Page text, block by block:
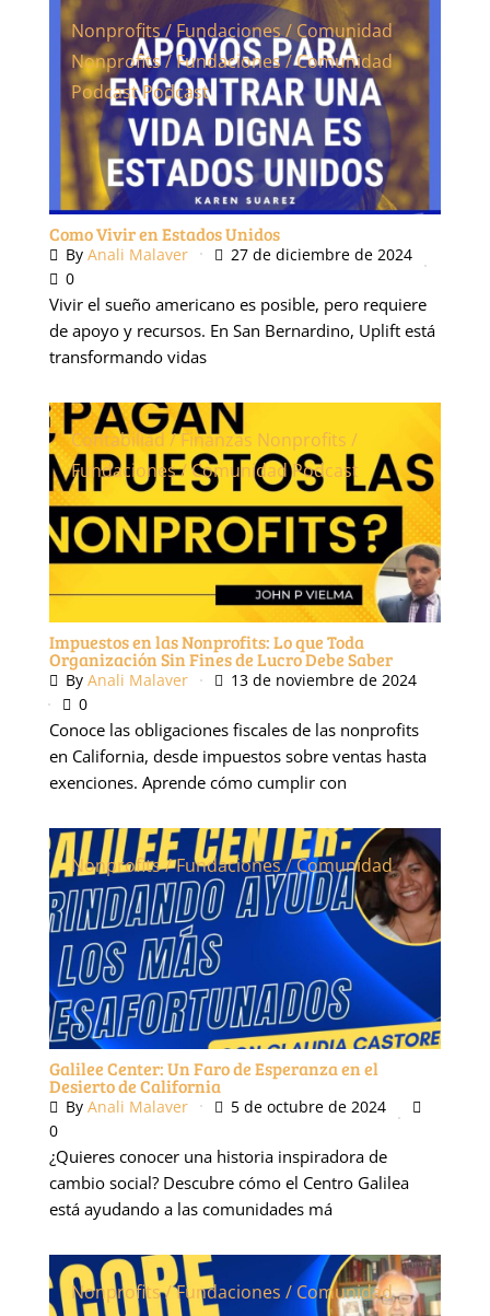
Nonprofits / Fundaciones / Comunidad
Nonprofits / Fundaciones / Comunidad
PodcastPodcast
Como Vivir en Estados Unidos
By Anali Malaver
27 de diciembre de 2024
0
Vivir el sueño americano es posible, pero requiere
de apoyo y recursos. En San Bernardino, Uplift está
transformando vidas
Contabiliad / Finanzas Nonprofits /
Fundaciones / Comunidad Podcast
Impuestos en las Nonprofits: Lo que Toda
Organización Sin Fines de Lucro Debe Saber
By Anali Malaver
13 de noviembre de 2024
0
Conoce las obligaciones fiscales de las nonprofits
en California, desde impuestos sobre ventas hasta
exenciones. Aprende cómo cumplir con
Nonprofits / Fundaciones / Comunidad
Galilee Center: Un Faro de Esperanza en el
Desierto de California
By Anali Malaver
5 de octubre de 2024
0
¿Quieres conocer una historia inspiradora de
cambio social? Descubre cómo el Centro Galilea
está ayudando a las comunidades má
Nonprofits / Fundaciones / Comunidad